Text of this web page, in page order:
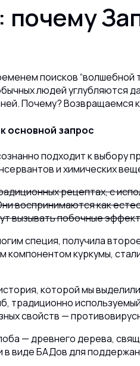
почему
поисков
людей углубляются
Почему? Возвращаемся
основной запрос
подходит к выбору
и химических
рецептах, с
воспринимаются как
вызывать побочные
специя, получила
компонентом куркумы,
которой мы
традиционно
свойств —
— древнего дерева,
в виде БАДов для